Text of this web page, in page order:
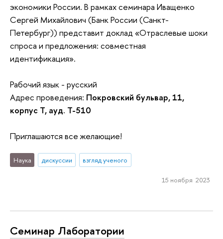
экономики России. В рамках семинара Иващенко
Сергей Михайлович (Банк России (Санкт-
Петербург)) представит доклад «Отраслевые шоки
спроса и предложения: совместная
идентификация».
Рабочий язык - русский
Адрес проведения: Покровский бульвар, 11,
корпус Т, ауд. Т-510
Приглашаются все желающие!
Наука дискуссии взгляд ученого
15 ноября 2023
Семинар Лаборатории